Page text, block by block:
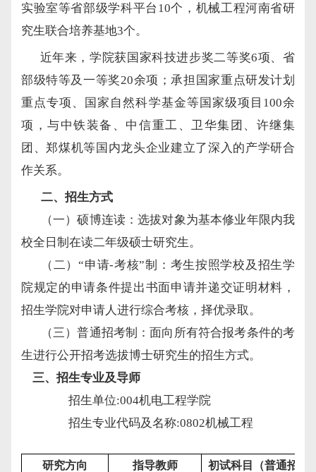
实验室等省部级学科平台10个，机械工程河南省研
究生联合培养基地3个。
近年来，学院获国家科技进步奖二等奖6项、省
部级特等及一等奖20余项；承担国家重点研发计划
重点专项、国家自然科学基金等国家级项目100余
项，与中铁装备、中信重工、卫华集团、许继集
团、郑煤机等国内龙头企业建立了深入的产学研合
作关系。
二、招生方式
（一）硕博连读：选拔对象为基本修业年限内我
校全日制在读二年级硕士研究生。
（二）“申请-考核”制：考生按照学校及招生学
院规定的申请条件提出书面申请并递交证明材料，
招生学院对申请人进行综合考核，择优录取。
（三）普通招考制：面向所有符合报考条件的考
生进行公开招考选拔博士研究生的招生方式。
三、招生专业及导师
招生单位:004机电工程学院
招生专业代码及名称:0802机械工程
研究方向 指导教师 初试科目（普通招考